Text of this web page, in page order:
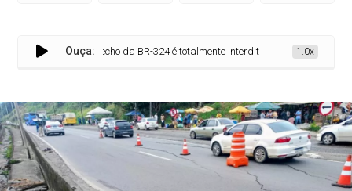
Ouça:
Trecho da BR-324 é totalmente interditado após problema
1.0x